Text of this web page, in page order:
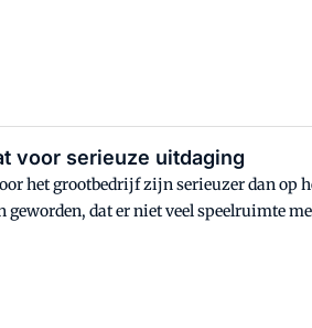
voor serieuze uitdaging
het grootbedrijf zijn serieuzer dan op
geworden, dat er niet veel speelruimte